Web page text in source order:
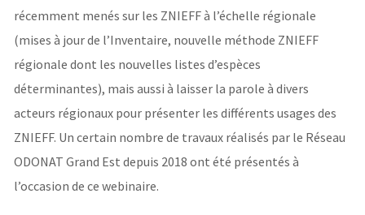
récemment menés sur les ZNIEFF à l’échelle régionale
(mises à jour de l’Inventaire, nouvelle méthode ZNIEFF
régionale dont les nouvelles listes d’espèces
déterminantes), mais aussi à laisser la parole à divers
acteurs régionaux pour présenter les différents usages des
ZNIEFF. Un certain nombre de travaux réalisés par le Réseau
ODONAT Grand Est depuis 2018 ont été présentés à
l’occasion de ce webinaire.